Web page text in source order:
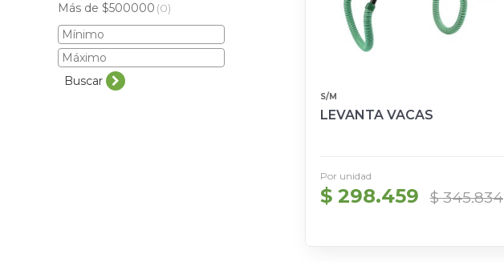
Más de $500000 (0)
Buscar
S/M
LEVANTA VACAS
Por unidad
$ 298.459 $ 345.834